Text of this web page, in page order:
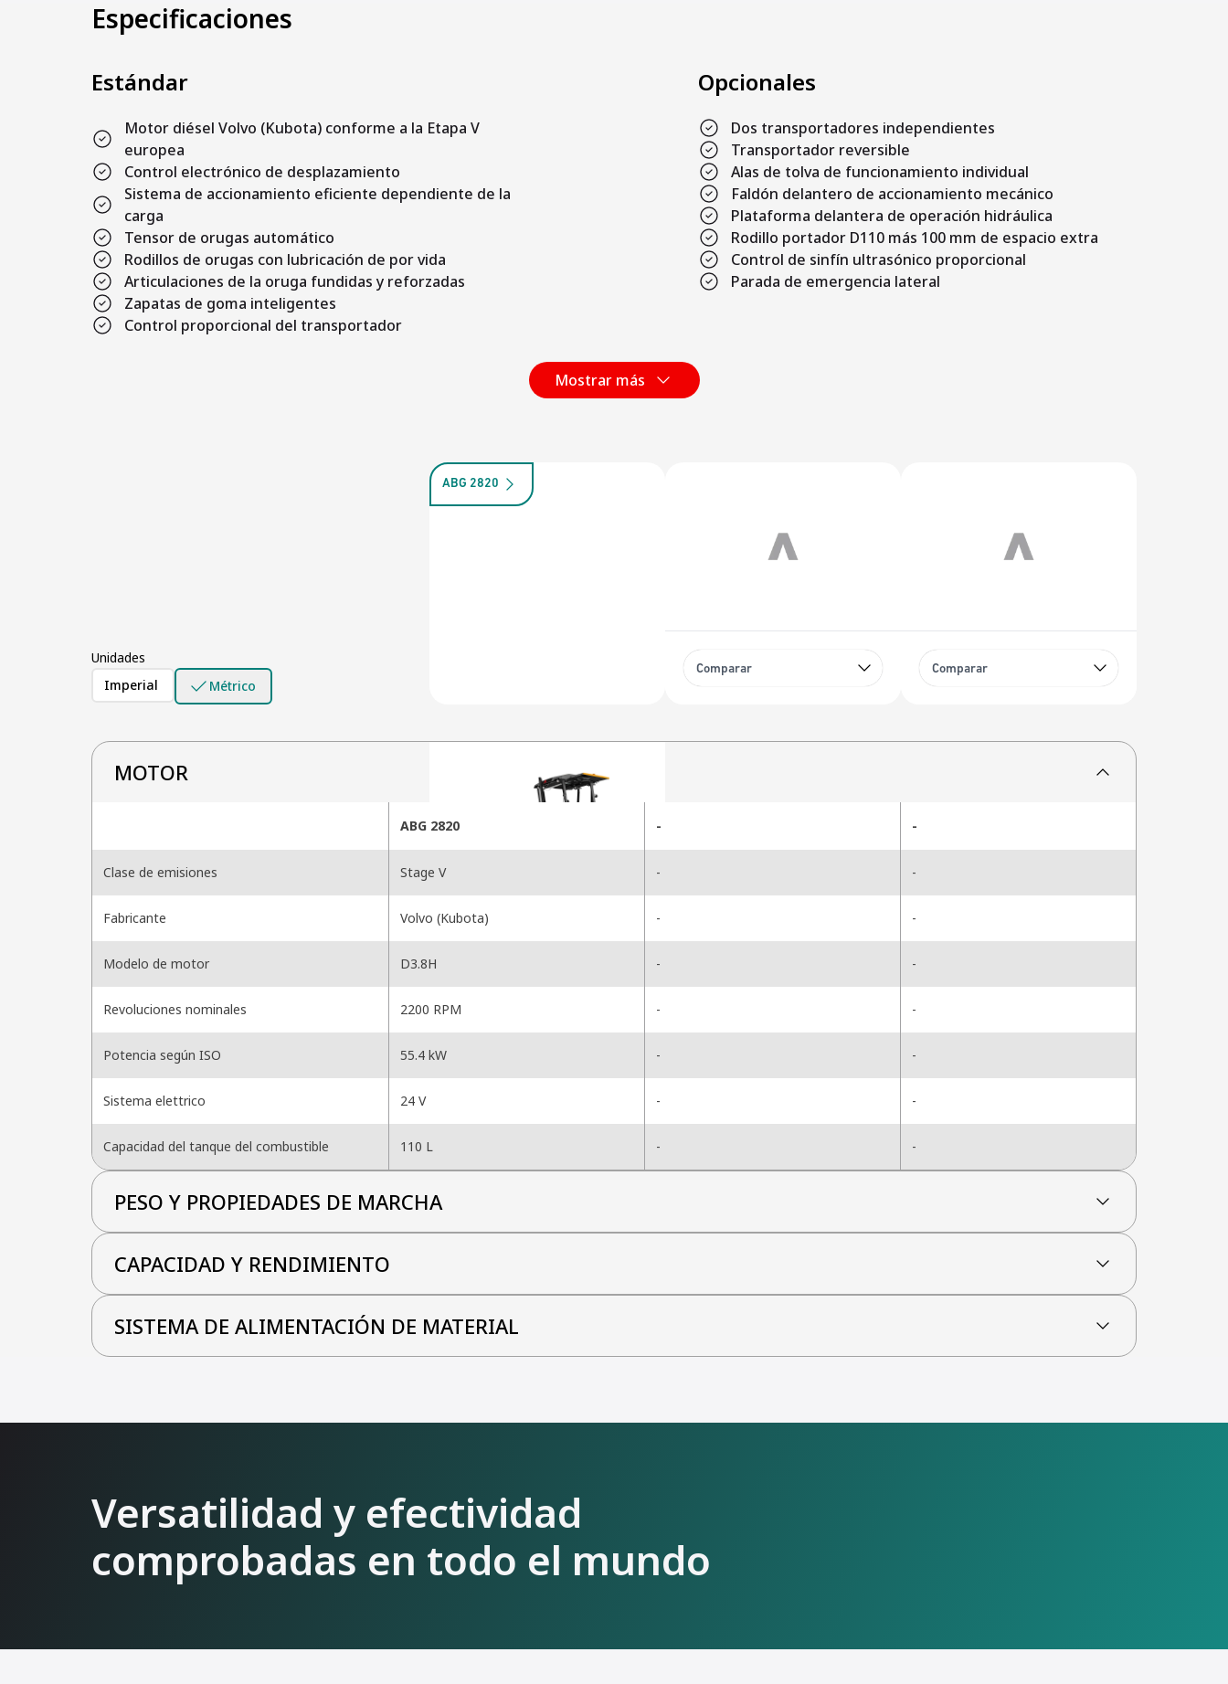
Especificaciones
Estándar
Motor diésel Volvo (Kubota) conforme a la Etapa V
europea
Control electrónico de desplazamiento
Sistema de accionamiento eficiente dependiente de la
carga
Tensor de orugas automático
Rodillos de orugas con lubricación de por vida
Articulaciones de la oruga fundidas y reforzadas
Zapatas de goma inteligentes
Control proporcional del transportador
Opcionales
Dos transportadores independientes
Transportador reversible
Alas de tolva de funcionamiento individual
Faldón delantero de accionamiento mecánico
Plataforma delantera de operación hidráulica
Rodillo portador D110 más 100 mm de espacio extra
Control de sinfín ultrasónico proporcional
Parada de emergencia lateral
Mostrar más
Unidades
Imperial
Métrico
ABG 2820
Comparar Comparar
MOTOR
ABG 2820 - -
Clase de emisiones Stage V - -
Fabricante Volvo (Kubota) - -
Modelo de motor D3.8H - -
Revoluciones nominales 2200 RPM - -
Potencia según ISO 55.4 kW - -
Sistema elettrico 24 V - -
Capacidad del tanque del combustible 110 L - -
PESO Y PROPIEDADES DE MARCHA
CAPACIDAD Y RENDIMIENTO
SISTEMA DE ALIMENTACIÓN DE MATERIAL
Versatilidad y efectividad
comprobadas en todo el mundo